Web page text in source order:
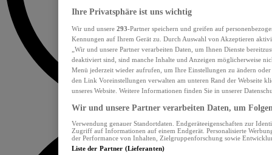
Ihre Privatsphäre ist uns wichtig
Wir und unsere 293-Partner speichern und greifen auf
Kennungen auf Ihrem Gerät zu. Durch Auswahl von Akzeptieren
„Wir und unsere Partner verarbeiten Daten, um Ihnen Dienste
deaktiviert sind, sind manche Inhalte und Anzeigen möglicherweise
Menü jederzeit wieder aufrufen, um Ihre Einstellungen zu ändern
den Link Voreinstellungen verwalten am unteren Rand der Webseite
unseres Website. Weitere Informationen finden Sie in unserer
Wir und unsere Partner verarbeiten Daten, um
Verwendung genauer Standortdaten. Endgeräteeigenschaften zur
Zugriff auf Informationen auf einem Endgerät. Personalisierte
der Performance von Inhalten, Zielgruppenforschung sowie
Liste der Partner (Lieferanten)